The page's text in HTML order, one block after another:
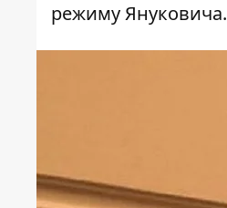
режиму Януковича.